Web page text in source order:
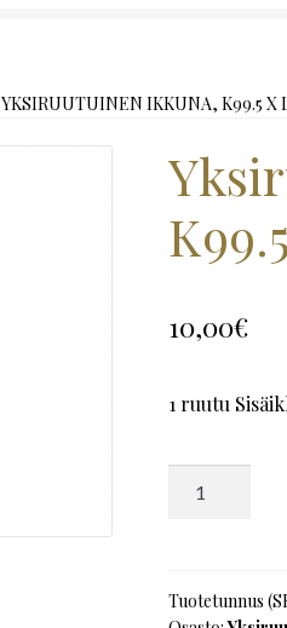
YKSIRUUTUINEN IKKUNA, K99.5 X
10,00€
1 ruutu
L49
Tuotetunnus